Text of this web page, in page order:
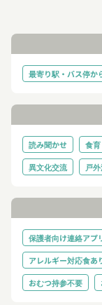
最寄り駅・バス停か
読み聞かせ 食育
異文化交流
戸
保護者向け連絡アプ
アレルギー対応食あ
おむつ持参不要